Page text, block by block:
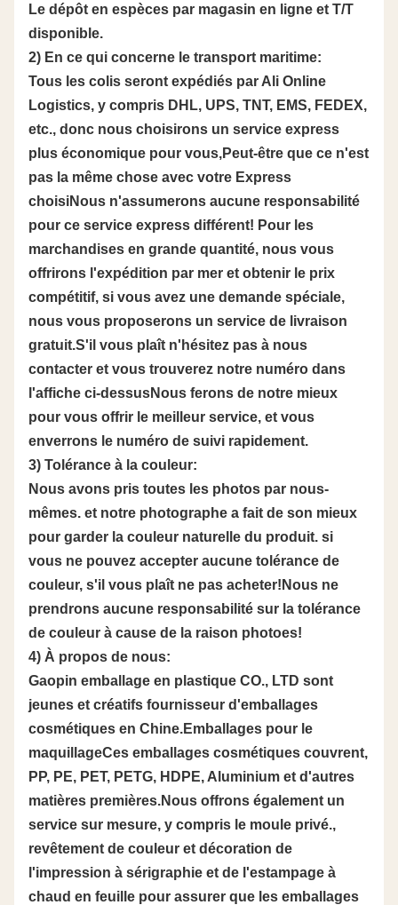
Le dépôt en espèces par magasin en ligne et T/T
disponible.
2) En ce qui concerne le transport maritime:
Tous les colis seront expédiés par Ali Online
Logistics, y compris DHL, UPS, TNT, EMS, FEDEX,
etc., donc nous choisirons un service express
plus économique pour vous,Peut-être que ce n'est
pas la même chose avec votre Express
choisiNous n'assumerons aucune responsabilité
pour ce service express différent! Pour les
marchandises en grande quantité, nous vous
offrirons l'expédition par mer et obtenir le prix
compétitif, si vous avez une demande spéciale,
nous vous proposerons un service de livraison
gratuit.S'il vous plaît n'hésitez pas à nous
contacter et vous trouverez notre numéro dans
l'affiche ci-dessusNous ferons de notre mieux
pour vous offrir le meilleur service, et vous
enverrons le numéro de suivi rapidement.
3) Tolérance à la couleur:
Nous avons pris toutes les photos par nous-
mêmes. et notre photographe a fait de son mieux
pour garder la couleur naturelle du produit. si
vous ne pouvez accepter aucune tolérance de
couleur, s'il vous plaît ne pas acheter!Nous ne
prendrons aucune responsabilité sur la tolérance
de couleur à cause de la raison photoes!
4) À propos de nous:
Gaopin emballage en plastique CO., LTD sont
jeunes et créatifs fournisseur d'emballages
cosmétiques en Chine.Emballages pour le
maquillageCes emballages cosmétiques couvrent,
PP, PE, PET, PETG, HDPE, Aluminium et d'autres
matières premières.Nous offrons également un
service sur mesure, y compris le moule privé.,
revêtement de couleur et décoration de
l'impression à sérigraphie et de l'estampage à
chaud en feuille pour assurer que les emballages